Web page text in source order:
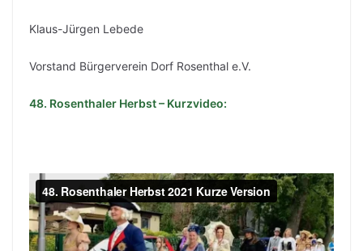
Klaus-Jürgen Lebede
Vorstand Bürgerverein Dorf Rosenthal e.V.
48. Rosenthaler Herbst – Kurzvideo: